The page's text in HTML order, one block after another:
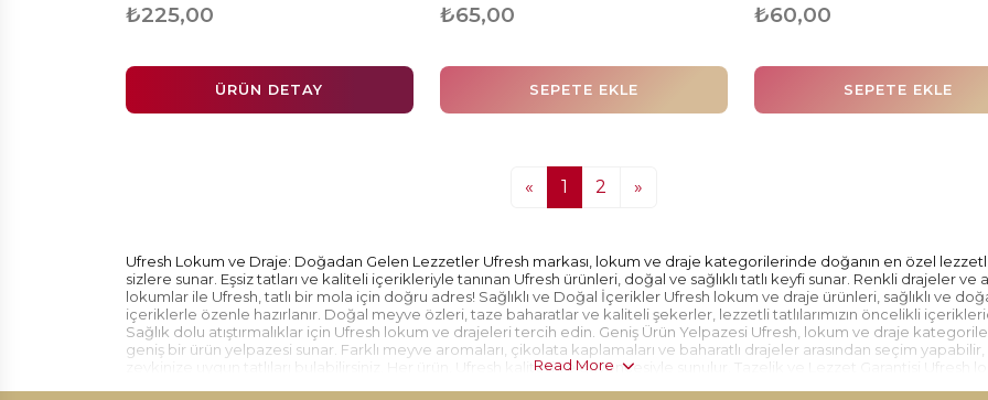
₺225,00
ÜRÜN DETAY
₺65,00
SEPETE EKLE
₺60,00
SEPETE EKLE
« 1 2 »
Ufresh Lokum ve Draje: Doğadan Gelen Lezzetler Ufresh markası, lokum ve draje kategorilerinde doğanın en özel
sizlere sunar. Eşsiz tatları ve kaliteli içerikleriyle tanınan Ufresh ürünleri, doğal ve sağlıklı tatlı keyfi sunar. Renkli drajeler ve
lokumlar ile Ufresh, tatlı bir mola için doğru adres! Sağlıklı ve Doğal İçerikler Ufresh lokum ve draje ürünleri, sağlıklı ve
içeriklerle özenle hazırlanır. Doğal meyve özleri, taze baharatlar ve kaliteli şekerler, lezzetli tatlılarımızın öncelikli
Sağlık dolu atıştırmalıklar için Ufresh lokum ve drajeleri tercih edin. Geniş Ürün Yelpazesi Ufresh, lokum ve draje
geniş bir ürün yelpazesi sunar. Farklı meyve aromaları, çikolata kaplamaları ve baharatlı drajeler arasından seçim
zevkinize uygun tatlıları bulabilirsiniz. Her ürün, Ufresh kalitesi ve güvencesiyle sunulur. Tazelik ve Lezzet Garantisi Ufresh
Read More